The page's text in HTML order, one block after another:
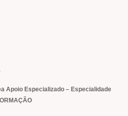
Apoio Especializado – Especialidade